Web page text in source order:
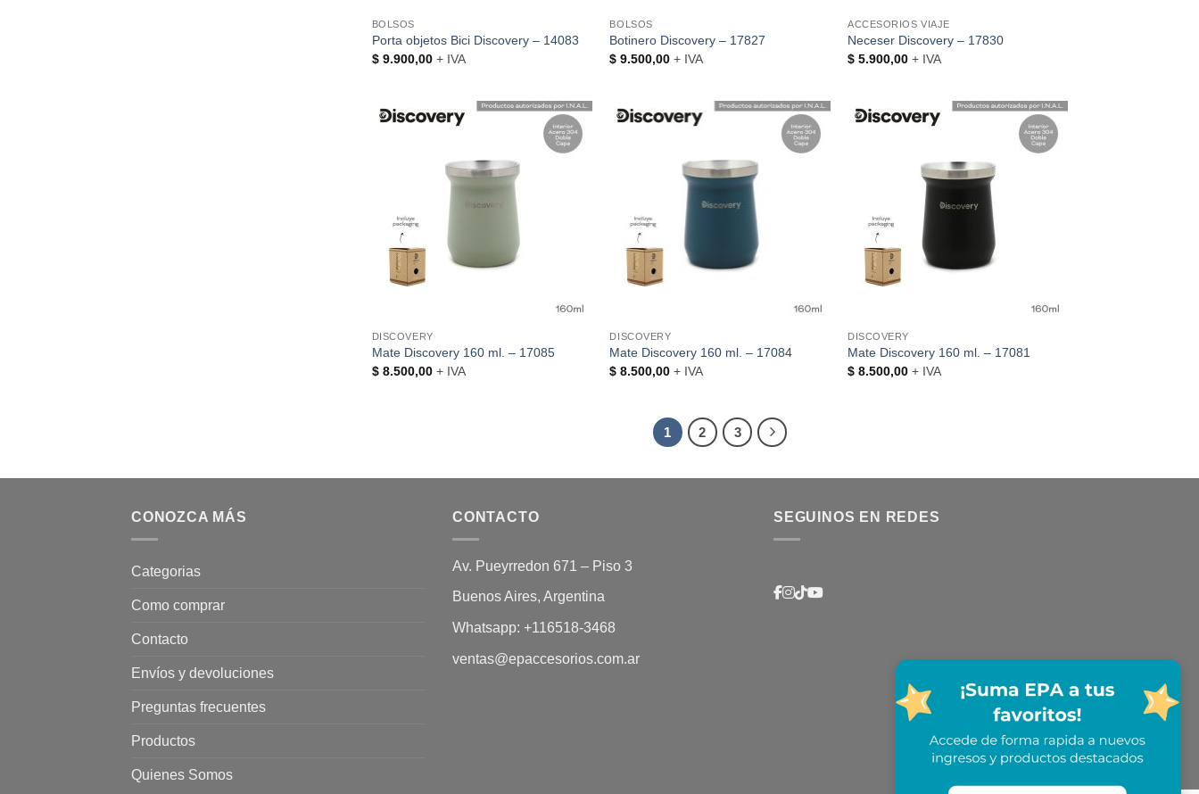
BOLSOS
Porta objetos Bici Discovery – 14083
$9.900,00+ IVA
BOLSOS
Botinero Discovery – 17827
$ 9.500,00 + IVA
ACCESORIOS VIAJE
Neceser Discovery – 17830
$ 5.900,00 + IVA
DISCOVERY
Mate Discovery 160 ml. – 17085
$8.500,00+ IVA
DISCOVERY
Mate Discovery 160 ml. – 17084
$ 8.500,00 + IVA
DISCOVERY
Mate Discovery 160 ml. – 17081
$ 8.500,00 + IVA
1 2 3
CONOZCA MÁS
Categorias
Como comprar
Contacto
Envíos y devoluciones
Preguntas frecuentes
Productos
Quienes Somos
CONTACTO
Av. Pueyrredon 671 – Piso 3
Buenos Aires, Argentina
Whatsapp: +116518-3468
ventas@epaccesorios.com.ar
SEGUINOS EN REDES